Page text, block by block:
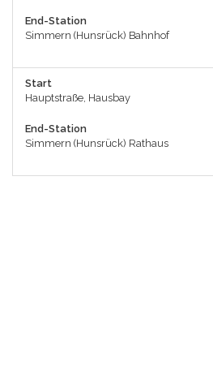
End-Station
Simmern (Hunsrück) Bahnhof
Start
Hauptstraße, Hausbay
End-Station
Simmern (Hunsrück) Rathaus